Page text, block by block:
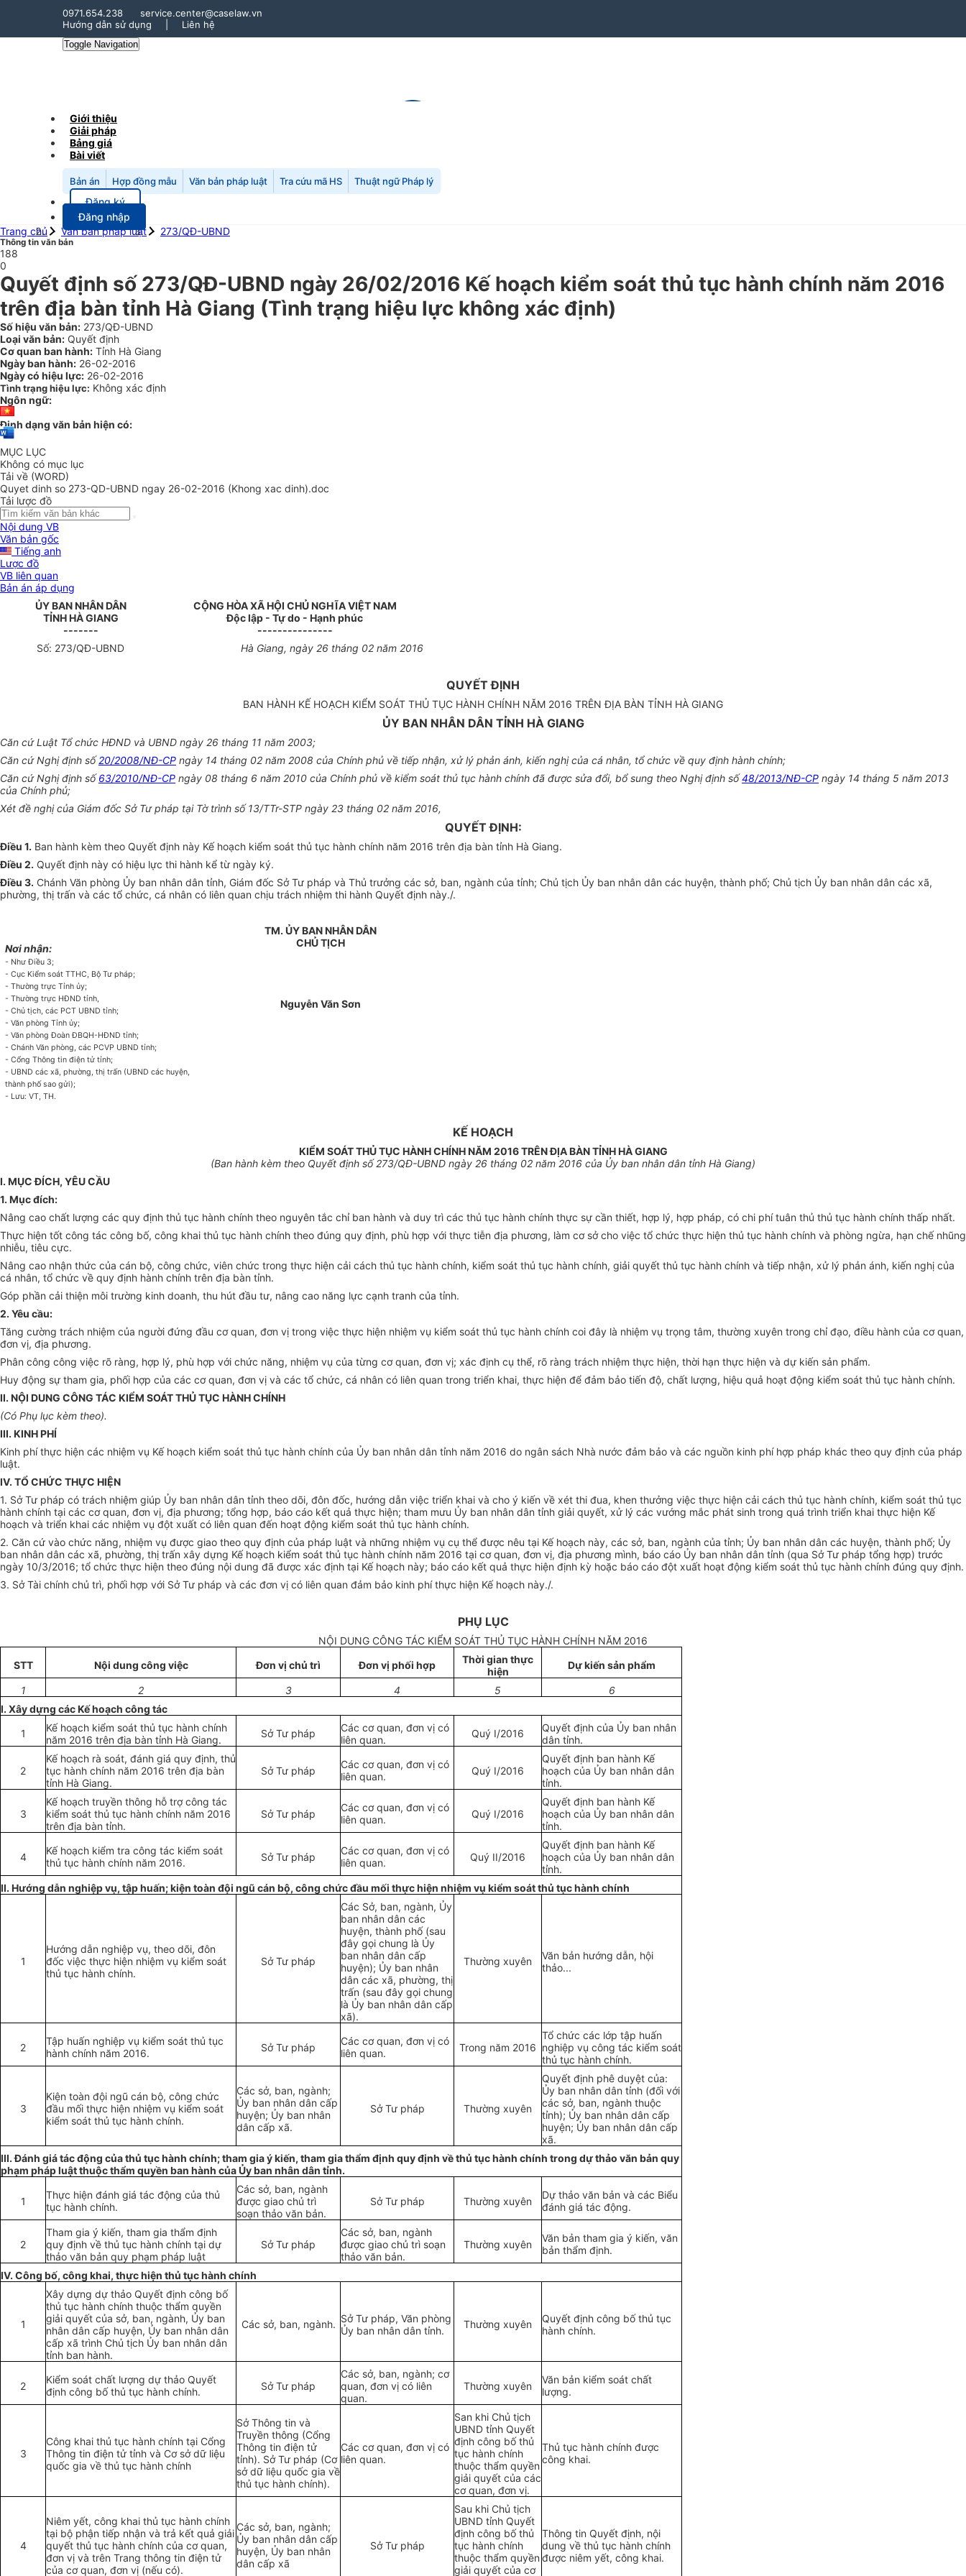
0971.654.238
service.center@caselaw.vn
Hướng dẫn sử dụng
Liên hệ
Toggle Navigation
Giới thiệu
Giải pháp
Bảng giá
Bài viết
Bản án Hợp đồng mẫu Văn bản pháp luật Tra cứu mã HS Thuật ngữ Pháp lý
Đăng ký
Đăng nhập
Trang chủ
Văn bản pháp luật 273/QĐ-UBND
Thông tin văn bản
188
0
Quyết định số 273/QĐ-UBND ngày 26/02/2016 Kế hoạch kiểm soát thủ tục hành chính năm 2016
trên địa bàn tỉnh Hà Giang (Tình trạng hiệu lực không xác định)
Số hiệu văn bản: 273/QĐ-UBND
Loại văn bản: Quyết định
Cơ quan ban hành: Tỉnh Hà Giang
Ngày ban hành: 26-02-2016
Ngày có hiệu lực: 26-02-2016
Tình trạng hiệu lực: Không xác định
Ngôn ngữ:
Định dạng văn bản hiện có:
MỤC LỤC
Không có mục lục
Tải về (WORD)
Quyet dinh so 273-QD-UBND ngay 26-02-2016 (Khong xac dinh).doc
Tải lược đồ
Nội dung VB
Văn bản gốc
Tiếng anh
Lược đồ
VB liên quan
Bản án áp dụng
ỦY BAN NHÂN DÂN
TỈNH HÀ GIANG
-------
CỘNG HÒA XÃ HỘI CHỦ NGHĨA VIỆT NAM
Độc lập - Tự do - Hạnh phúc
---------------
Số: 273/QĐ-UBND Hà Giang, ngày 26tháng 02năm 2016
QUYẾT ĐỊNH
BAN HÀNH KẾ HOẠCH KIỂM SOÁT THỦ TỤC HÀNH CHÍNH NĂM 2016 TRÊN ĐỊA BÀN TỈNH HÀ GIANG
ỦY BAN NHÂN DÂN TỈNH HÀ GIANG
Căn cứ Luật Tổ chức HĐND và UBND ngày 26 tháng 11 năm 2003;
Căn cứ Nghị định số20/2008/NĐ-CP ngày 14 tháng 02 năm 2008 của Chính phủ về tiếp nhận, xử lý phản ánh, kiến nghị của cá nhân, tổ chức về quy định hành chính;
Căn cứ Nghị định số63/2010/NĐ-CP ngày 08 tháng 6 năm 2010 của Chính phủ về kiểm soát thủ tục hành chính đã được sửa đổi, bổ sung theo Nghị định số48/2013/NĐ-CP ngày 14 tháng 5 năm 2013
của Chính phủ;
Xét đề nghị của Giám đốc Sở Tư pháp tại Tờ trình số 13/TTr-STP ngày 23 tháng 02 năm 2016,
QUYẾT ĐỊNH:
Điều 1. Ban hành kèm theo Quyết định này Kế hoạch kiểm soát thủ tục hành chính năm 2016 trên địa bàn tỉnh Hà Giang.
Điều 2. Quyết định này có hiệu lực thi hành kể từ ngày ký.
Điều 3. Chánh Văn phòng Ủy ban nhân dân tỉnh, Giám đốc Sở Tư pháp và Thủ trưởng các sở, ban, ngành của tỉnh; Chủ tịch Ủy ban nhân dân các huyện, thành phố; Chủ tịch Ủy ban nhân dân các xã,
phường, thị trấn và các tổ chức, cá nhân có liên quan chịu trách nhiệm thi hành Quyết định này./.
Nơi nhận:
- Như Điều 3;
- Cục Kiểm soát TTHC, Bộ Tư pháp;
- Thường trựcTỉnh ủy;
- Thường trực HĐND tỉnh,
- Chủ tịch, các PCT UBND tỉnh;
- Văn phòng Tỉnh ủy;
- Văn phòng Đoàn ĐBQH-HĐND tỉnh;
- Chánh Văn phòng, các PCVP UBND tỉnh;
- Cổng Thông tin điện tử tỉnh;
- UBND các xã, phường, thị trấn (UBND các huyện,
thành phố sao gửi);
- Lưu: VT, TH.
TM. ỦY BAN NHÂN DÂN
CHỦ TỊCH
Nguyễn Văn Sơn
KẾ HOẠCH
KIỂM SOÁT THỦ TỤC HÀNH CHÍNH NĂM 2016 TRÊN ĐỊA BÀN TỈNH HÀ GIANG
(Ban hành kèm theo Quyết định số 273/QĐ-UBND ngày 26 tháng 02 năm 2016 của Ủy ban nhân dân tỉnh Hà Giang)
I. MỤC ĐÍCH, YÊU CẦU
1. Mục đích:
Nâng cao chất lượng các quy định thủ tục hành chính theo nguyên tắc chỉ ban hành và duy trì các thủ tục hành chính thực sự cần thiết, hợp lý, hợp pháp, có chi phí tuân thủ thủ tục hành chính thấp nhất.
Thực hiện tốt công tác công bố, công khai thủ tục hành chính theo đúng quy định, phù hợp với thực tiễn địa phương, làm cơ sở cho việc tổ chức thực hiện thủ tục hành chính và phòng ngừa, hạn chế nhũng
nhiễu, tiêu cực.
Nâng cao nhận thức của cán bộ, công chức, viên chức trong thực hiện cải cách thủ tục hành chính, kiểm soát thủ tục hành chính, giải quyết thủ tục hành chính và tiếp nhận, xử lý phản ánh, kiến nghị của
cá nhân, tổ chức về quy định hành chính trên địa bàn tỉnh.
Góp phần cải thiện môi trường kinh doanh, thu hút đầu tư, nâng cao năng lực cạnh tranh của tỉnh.
2. Yêu cầu:
Tăng cường trách nhiệm của người đứng đầu cơ quan, đơn vị trong việc thực hiện nhiệm vụ kiểm soát thủ tục hành chính coi đây là nhiệm vụ trọng tâm, thường xuyên trong chỉ đạo, điều hành của cơ quan,
đơn vị, địa phương.
Phân công công việc rõ ràng, hợp lý, phù hợp với chức năng, nhiệm vụ của từng cơ quan, đơn vị; xác định cụ thể, rõ ràng trách nhiệm thực hiện, thời hạn thực hiện và dự kiến sản phẩm.
Huy động sự tham gia, phối hợp của các cơ quan, đơn vị và các tổ chức, cá nhân có liên quan trong triển khai, thực hiện để đảm bảo tiến độ, chất lượng, hiệu quả hoạt động kiểm soát thủ tục hành chính.
II. NỘI DUNG CÔNG TÁC KIỂM SOÁT THỦ TỤC HÀNH CHÍNH
(Có Phụ lục kèm theo).
III. KINH PHÍ
Kinh phí thực hiện các nhiệm vụ Kế hoạch kiểm soát thủ tục hành chính của Ủy ban nhân dân tỉnh năm 2016 do ngân sách Nhà nước đảm bảo và các nguồn kinh phí hợp pháp khác theo quy định của pháp
luật.
IV. TỔ CHỨC THỰC HIỆN
1. Sở Tư pháp có trách nhiệm giúp Ủy ban nhân dân tỉnh theo dõi, đôn đốc, hướng dẫn việc triển khai và cho ý kiến về xét thi đua, khen thưởng việc thực hiện cải cách thủ tục hành chính, kiểm soát thủ tục
hành chính tại các cơ quan, đơn vị, địa phương; tổng hợp, báo cáo kết quả thực hiện; tham mưu Ủy ban nhân dân tỉnh giải quyết, xử lý các vướng mắc phát sinh trong quá trình triển khai thực hiện Kế
hoạch và triển khai các nhiệm vụ đột xuất có liên quan đến hoạt động kiểm soát thủ tục hành chính.
2. Căn cứ vào chức năng, nhiệm vụ được giao theo quy định của pháp luật và những nhiệm vụ cụ thể được nêu tại Kế hoạch này, các sở, ban, ngành của tỉnh; Ủy ban nhân dân các huyện, thành phố; Ủy
ban nhân dân các xã, phường, thị trấn xây dựng Kế hoạch kiểm soát thủ tục hành chính năm 2016 tại cơ quan, đơn vị, địa phương mình, báo cáo Ủy ban nhân dân tỉnh (qua Sở Tư pháp tổng hợp) trước
ngày 10/3/2016; tổ chức thực hiện theo đúng nội dung đã được xác định tại Kế hoạch này; báo cáo kết quả thực hiện định kỳ hoặc báo cáo đột xuất hoạt động kiểm soát thủ tục hành chính đúng quy định.
3. Sở Tài chính chủ trì, phối hợp với Sở Tư pháp và các đơn vị có liên quan đảm bảo kinh phí thực hiện Kế hoạch này./.
PHỤ LỤC
NỘI DUNG CÔNG TÁC KIỂM SOÁT THỦ TỤC HÀNH CHÍNH NĂM 2016
STT
Nội dung công việc Đơn vị chủ trì Đơn vị phối hợp
Thời gian thực
hiện
Dự kiến sản phẩm
1 2 3 4 5
6
I. Xây dựng các Kếhoạch công tác
1
Kế hoạch kiểm soát thủ tục hành chính
năm 2016 trên địa bàn tỉnh Hà Giang.
Sở Tư pháp
Các cơ quan, đơn vị có
liên quan.
Quý I/2016
Quyết định của Ủy ban nhân
dân tỉnh.
2
Kế hoạch rà soát, đánh giá quy định, thủ
tục hành chính năm 2016 trên địa bàn
tỉnh Hà Giang.
Sở Tư pháp
Các cơ quan, đơn vị có
liên quan.
Quý I/2016
Quyết định ban hành Kế
hoạch của Ủy ban nhân dân
tỉnh.
3
Kế hoạch truyền thông hỗ trợ công tác
kiểm soát thủ tục hành chính năm 2016
trên địa bàn tỉnh.
Sở Tư pháp
Các cơ quan, đơn vị có
liên quan. Quý I/2016
Quyết định ban hành Kế
hoạch của Ủy ban nhân dân
tỉnh.
4
Kế hoạch kiểm tra công tác kiểm soát
thủ tục hành chính năm 2016.
Sở Tư pháp
Các cơ quan, đơn vị có
liên quan.
Quý II/2016
Quyết định ban hành Kế
hoạch của Ủy ban nhân dân
tỉnh.
II. Hướng dẫn nghiệp vụ, tập huấn; kiện toàn đội ngũ cán bộ, công chức đầu mối thực hiện nhiệm vụ kiểm soát thủ tục hành chính
1
Hướng dẫn nghiệp vụ, theo dõi, đôn
đốc việc thực hiện nhiệm vụ kiểm soát
thủ tục hành chính.
Sở Tư pháp
Các Sở, ban, ngành, Ủy
ban nhân dân các
huyện, thành phố (sau
đây gọi chung là Ủy
ban nhân dân cấp
huyện); Ủy ban nhân
dân các xã, phường, thị
trấn (sau đây gọi chung
là Ủy ban nhân dân cấp
xã).
Thường xuyên
Văn bản hướng dẫn, hội
thảo...
2
Tập huấn nghiệp vụ kiểm soát thủ tục
hành chính năm 2016.
Sở Tư pháp
Các cơ quan, đơn vị có
liên quan.
Trong năm 2016
Tổ chức các lớp tập huấn
nghiệp vụ công tác kiểm soát
thủ tục hành chính.
3
Kiện toàn đội ngũ cán bộ, công chức
đầu mối thực hiện nhiệm vụ kiểm soát
kiểm soát thủ tục hành chính.
Các sở, ban, ngành;
Ủy ban nhân dân cấp
huyện; Ủy ban nhân
dân cấp xã.
Sở Tư pháp Thường xuyên
Quyết định phê duyệt của:
Ủy ban nhân dân tỉnh (đối với
các sở, ban, ngành thuộc
tỉnh); Ủy ban nhân dân cấp
huyện; Ủy ban nhân dân cấp
xã.
III. Đánh giá tác động của thủ tục hành chính; tham gia ý kiến, tham gia thẩm định quy định về thủ tục hành chính trong dự thảo văn bản quy
phạm pháp luật thuộc thẩm quyền ban hành của Ủy ban nhân dân tỉnh.
1
Thực hiện đánh giá tác động của thủ
tục hành chính.
Các sở, ban, ngành
được giao chủ trì
soạn thảo văn bản.
Sở Tư pháp Thường xuyên
Dự thảo văn bản và các Biểu
đánh giá tác động.
2
Tham gia ý kiến, tham gia thẩm định
quy định về thủ tục hành chính tại dự
thảo văn bản quy phạm pháp luật
Sở Tư pháp
Các sở, ban, ngành
được giao chủ trì soạn
thảo văn bản.
Thường xuyên
Văn bản tham gia ý kiến, văn
bản thẩm định.
IV. Công bố, công khai, thực hiện thủ tục hành chính
1
Xây dựng dự thảo Quyết định công bố
thủ tục hành chính thuộc thẩm quyền
giải quyết của sở, ban, ngành, Ủy ban
nhân dân cấp huyện, Ủy ban nhân dân
cấp xã trình Chủ tịch Ủy ban nhân dân
tỉnh ban hành.
Các sở, ban, ngành. Sở Tư pháp, Văn phòng
Ủy ban nhân dân tỉnh.
Thường xuyên Quyết định công bốthủ tục
hành chính.
2
Kiểm soát chất lượng dự thảo Quyết
định công bố thủ tục hành chính. Sở Tư pháp
Các sở, ban, ngành; cơ
quan, đơn vị có liên
quan.
Thường xuyên
Văn bản kiểm soát chất
lượng.
3
Công khai thủ tục hành chính tại Cổng
Thông tin điện tử tỉnh và Cơ sở dữ liệu
quốc gia về thủ tục hành chính
Sở Thông tin và
Truyền thông (Cổng
Thông tin điện tử
tỉnh). Sở Tư pháp (Cơ
sởdữ liệu quốc gia về
thủ tục hành chính).
Các cơ quan, đơn vị có
liên quan.
San khi Chủ tịch
UBND tỉnh Quyết
định công bố thủ
tục hành chính
thuộc thẩm quyền
giải quyết của các
cơ quan, đơn vị.
Thủ tục hành chính được
công khai.
4
Niêm yết, công khai thủ tục hành chính
tại bộ phận tiếp nhận và trả kết quả giải
quyết thủ tục hành chính của cơ quan,
đơn vị và trên Trang thông tin điện tử
của cơ quan, đơn vị (nếu có).
Các sở, ban, ngành;
Ủy ban nhân dân cấp
huyện, Ủy ban nhân
dân cấp xã
Sở Tư pháp
Sau khi Chủ tịch
UBND tỉnh Quyết
định công bốthủ
tục hành chính
thuộc thẩm quyền
giải quyết của cơ
Thông tin Quyết định, nội
dung về thủ tục hành chính
được niêm yết, công khai.